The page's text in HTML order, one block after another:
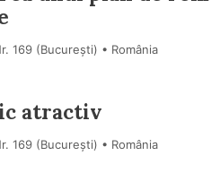
169 (Bucureşti) • România
atractiv
169 (Bucureşti) • România